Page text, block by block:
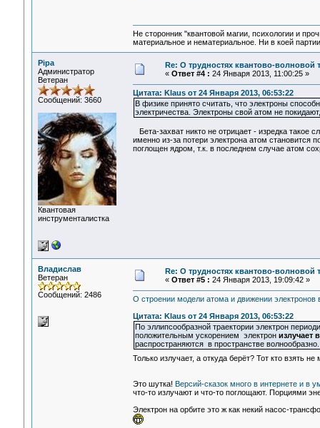
Не сторонник "квантовой магии, психологии и
материальное и нематериальное. Ни в коей
Pipa
Администратор
Ветеран
Сообщений: 3660
Квантовая
инструменталистка
Re: О трудностях квантово-волновой
« Ответ #4 : 24 Января 2013, 11:00:25 »
Цитата: Klaus от 24 Января 2013, 06:53:22
В физике принято считать, что электроны
электричества. Электроны свой атом не
Бета-захват никто не отрицает - изредка
именно из-за потери электрона атом становится
поглощен ядром, т.к. в последнем случае атом
Владислав
Ветеран
Сообщений: 2486
Re: О трудностях квантово-волновой
« Ответ #5 : 24 Января 2013, 19:09:42 »
О строении модели атома и движении электронов
Цитата: Klaus от 24 Января 2013, 06:53:22
По эллипсообразной траектории электрон
положительным ускорением электрон излучает
распространяются в пространстве волнообразно.
Только излучает, а откуда берёт? Тот кто взять
Это шутка! Версий-сказок много в интернете и в
что-то излучают и что-то поглощают. Порциями
Электрон на орбите это ж как некий насос-